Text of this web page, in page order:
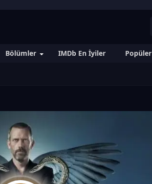
Bölümler IMDb En İyiler Popüler